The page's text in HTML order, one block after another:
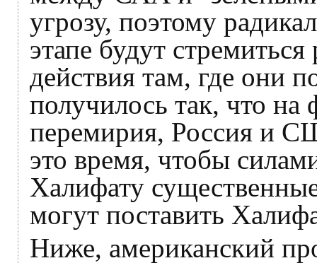
угрозу, поэтому
этапе будут
действия там, где они
получилось так, что
перемирия, Россия и
это время, чтобы
Халифату
могут поставить
Ниже, американский